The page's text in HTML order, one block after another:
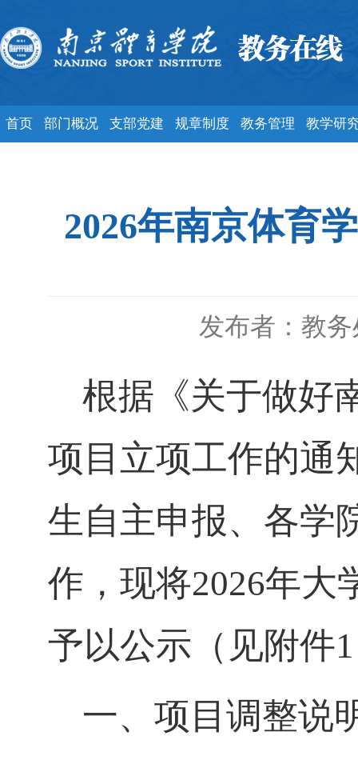
首页 部门概况 支部党建 规章制度 教务管理 教学研
2026年南京体育
发布者：教
根据《关于做好
项目立项工作的通
生自主申报、各学
作，现将2026年大
予以公示（见附件
一、项目调整说